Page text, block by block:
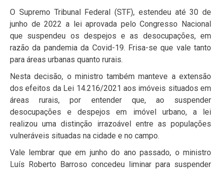
O Supremo Tribunal Federal (STF), estendeu até 30 de
junho de 2022 a lei aprovada pelo Congresso Nacional
que suspendeu os despejos e as desocupações, em
razão da pandemia da Covid-19. Frisa-se que vale tanto
para áreas urbanas quanto rurais.
Nesta decisão, o ministro também manteve a extensão
dos efeitos da Lei 14.216/2021 aos imóveis situados em
áreas rurais, por entender que, ao suspender
desocupações e despejos em imóvel urbano, a lei
realizou uma distinção irrazoável entre as populações
vulneráveis situadas na cidade e no campo.
Vale lembrar que em junho do ano passado, o ministro
Luís Roberto Barroso concedeu liminar para suspender